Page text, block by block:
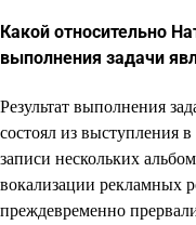
Какой относительно
выполнения задачи
Результат выполнения
состоял из выступления
записи нескольких
вокализации рекламных
преждевременно